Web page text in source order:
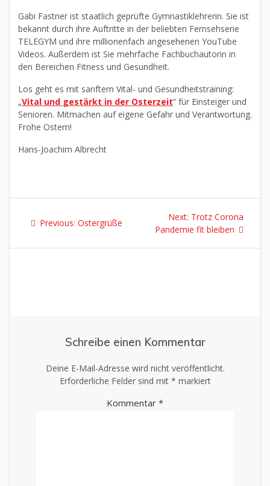
Gabi Fastner ist staatlich geprüfte Gymnastiklehrerin. Sie ist
bekannt durch ihre Auftritte in der beliebten Fernsehserie
TELEGYM und ihre millionenfach angesehenen YouTube
Videos. Außerdem ist Sie mehrfache Fachbuchautorin in
den Bereichen Fitness und Gesundheit.
Los geht es mit sanftem Vital- und Gesundheitstraining:
„Vital und gestärkt in der Osterzeit“ für Einsteiger und
Senioren. Mitmachen auf eigene Gefahr und Verantwortung.
Frohe Ostern!
Hans-Joachim Albrecht
Previous: Ostergrüße
Next: Trotz Corona
Pandemie fit bleiben
Schreibe einen Kommentar
Deine E-Mail-Adresse wird nicht veröffentlicht.
Erforderliche Felder sind mit * markiert
Kommentar *